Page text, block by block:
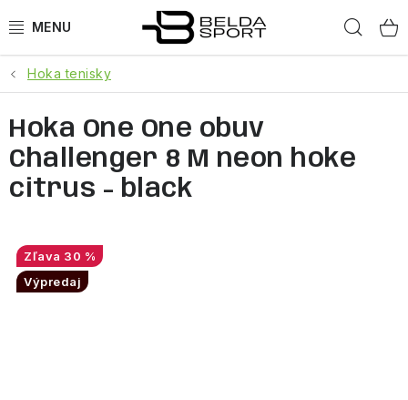
na
ŠPORTY
BEH
OBLEČENIE
Hoka tenisky
Hoka One One obuv
Challenger 8 M neon hoke
citrus - black
30 %
Výpredaj